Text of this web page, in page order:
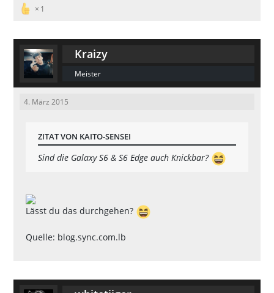
1
Kraizy
Meister
4. März 2015
ZITAT VON KAITO-SENSEI
Sind die Galaxy S6 & S6 Edge auch Knickbar?
Lässt du das durchgehen?
Quelle: blog.sync.com.lb